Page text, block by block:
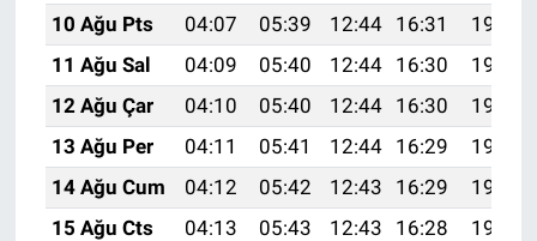
10 Ağu Pts
04:07 05:39 12:44 16:31
19:40
11 Ağu Sal
04:09 05:40 12:44 16:30
19:38
12 Ağu Çar
04:10 05:40 12:44 16:30
19:37
13 Ağu Per
04:11 05:41 12:44 16:29
19:36
14 Ağu Cum
04:12 05:42 12:43 16:29
19:35
15 Ağu Cts
04:13 05:43 12:43 16:28
19:34